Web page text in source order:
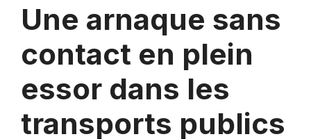
Une arnaque sans
contact en plein
essor dans les
transports publics